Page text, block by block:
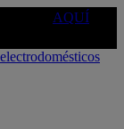
AQUÍ